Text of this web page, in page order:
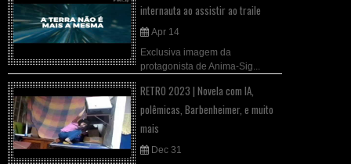
internauta ao assistir ao traile
Apr 14
Exclusiva imagem da
protagonista de Anima-Sig...
RETRO 2023 | Novela com IA,
polêmicas, Barbenheimer, e muito
mais
Dec 31